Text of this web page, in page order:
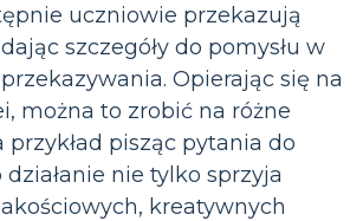
uczniowie przekazują
szczegóły do pomysłu w
Opierając się na
można to zrobić na różne
przykład pisząc pytania do
działanie nie tylko sprzyja
kreatywnych